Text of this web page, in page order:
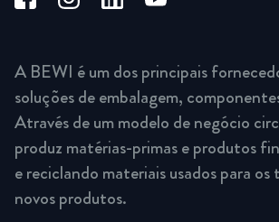
A BEWI é um dos principais
soluções de embalagem,
Através de um modelo de negócio
produz matérias-primas e produtos
e reciclando materiais usados para
novos produtos.